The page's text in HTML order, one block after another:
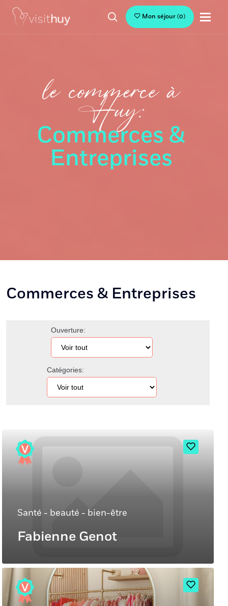
Mon séjour(0)
le commerce à
Huy:
Commerces &
Entreprises
Commerces & Entreprises
Ouverture:
Catégories:
Santé - beauté - bien-être
Fabienne Genot